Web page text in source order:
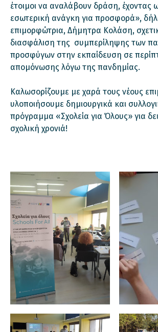
έτοιμοι να αναλάβουν δράση, έχοντας
εσωτερική ανάγκη για προσφορά»,
επιμορφώτρια, Δήμητρα Κολάση,
διασφάλιση της συμπερίληψης των
προσφύγων στην εκπαίδευση σε
απομόνωσης λόγω της πανδημίας.
Καλωσορίζουμε με χαρά τους νέους
υλοποιήσουμε δημιουργικά και
πρόγραμμα «Σχολεία για Όλους» για
σχολική χρονιά!